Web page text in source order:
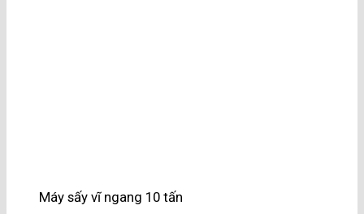
Máy sấy vĩ ngang 10 tấn